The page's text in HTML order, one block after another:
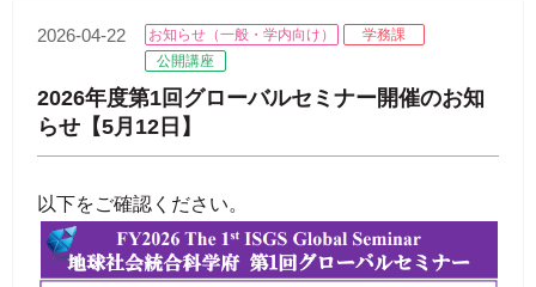
2026-04-22 お知らせ（一般・学内向け）
学務課
公開講座
2026年度第1回グローバルセミナー開催のお知
らせ【5月12日】
以下をご確認ください。